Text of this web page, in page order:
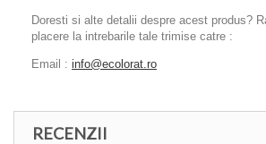
Doresti si alte detalii despre acest produs?
placere la intrebarile tale trimise catre :
Email : info@ecolorat.ro
RECENZII